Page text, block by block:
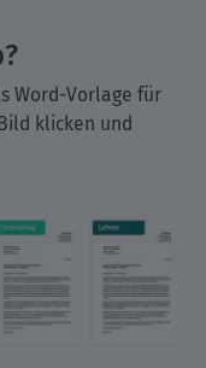
Word-Vorlage für
klicken und